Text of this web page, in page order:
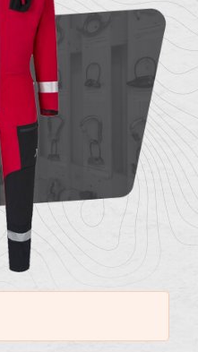
Kontakty